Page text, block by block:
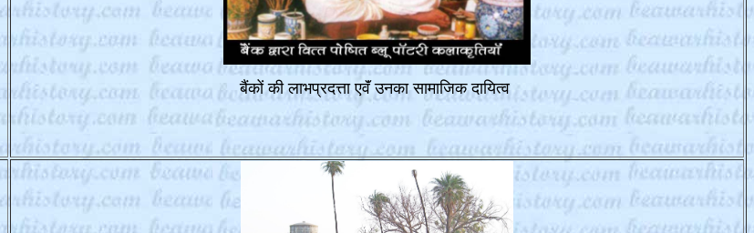
बैंकों की लाभप्रदत्ता एवॅं उनका सामाजिक दायित्व